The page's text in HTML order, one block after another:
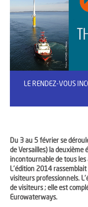
LE RENDEZ-VOUS
Du 3 au 5 février se
de Versailles) la deuxième
incontournable de tous les
L’édition 2014
visiteurs professionnels.
de visiteurs ; elle est
Eurowaterways.